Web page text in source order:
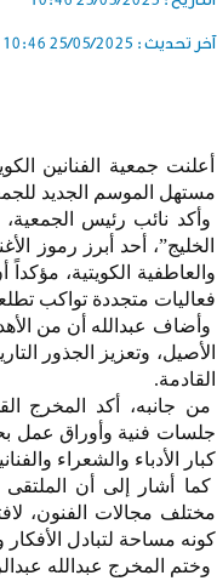
آخر تحديث : 25/05/2025 10:46
أعلنت جمعية الفنانين
مستهل الموسم الجديد
وأكد نائب رئيس الجمعية،
الخليج”، أحد أبرز رموز
والعاطفية الكويتية،
فعاليات متجددة تواكب
وأضاف عبدالله أن من
الأصيل، وتعزيز الجذور
القادمة.
من جانبه، أكد المخرج
جلسات فنية وأوراق عمل
كبار الأدباء والشعراء
كما أشار إلى أن
مختلف مجالات الفنون،
كونه مساحة لتبادل
وختم المخرج عبدالله